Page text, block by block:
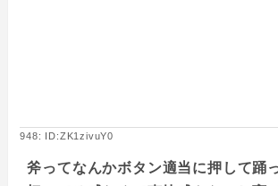
948: ID:ZK1zivuY0
斧ってなんかボタン適当に押して踊